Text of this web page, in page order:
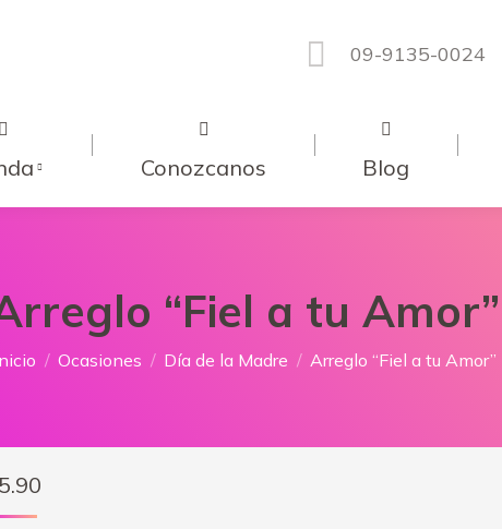
09-9135-0024
Conozcanos Blog
“Fiel a tu Amor”
aquí:
Ocasiones Día de la Madre Arreglo “Fiel a tu Amor”